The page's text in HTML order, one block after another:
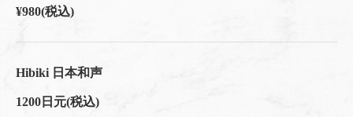
¥980(税込)
Hibiki 日本和声
1200日元(税込)